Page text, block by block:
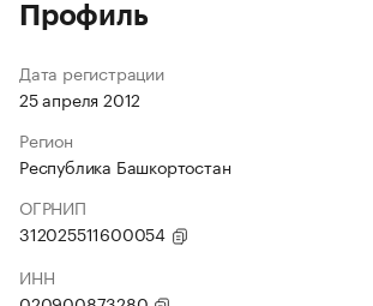
Профиль
Дата регистрации
25 апреля 2012
Регион
Республика Башкортостан
ОГРНИП
312025511600054
ИНН